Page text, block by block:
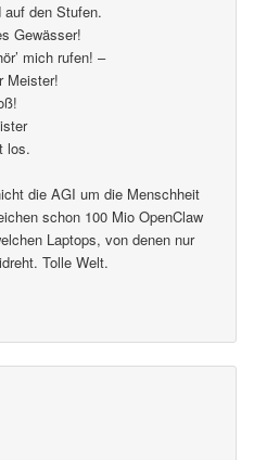
auf den Stufen.
Gewässer!
mich rufen! –
Meister!
los.
die AGI um die Menschheit
schon 100 Mio OpenClaw
Laptops, von denen nur
Tolle Welt.